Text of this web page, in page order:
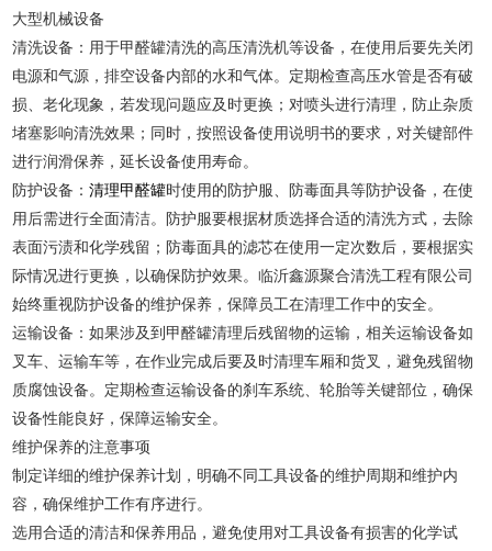
大型机械设备
清洗设备：用于甲醛罐清洗的高压清洗机等设备，在使用后要先关闭
电源和气源，排空设备内部的水和气体。定期检查高压水管是否有破
损、老化现象，若发现问题应及时更换；对喷头进行清理，防止杂质
堵塞影响清洗效果；同时，按照设备使用说明书的要求，对关键部件
进行润滑保养，延长设备使用寿命。
防护设备：清理甲醛罐时使用的防护服、防毒面具等防护设备，在使
用后需进行全面清洁。防护服要根据材质选择合适的清洗方式，去除
表面污渍和化学残留；防毒面具的滤芯在使用一定次数后，要根据实
际情况进行更换，以确保防护效果。临沂鑫源聚合清洗工程有限公司
始终重视防护设备的维护保养，保障员工在清理工作中的安全。
运输设备：如果涉及到甲醛罐清理后残留物的运输，相关运输设备如
叉车、运输车等，在作业完成后要及时清理车厢和货叉，避免残留物
质腐蚀设备。定期检查运输设备的刹车系统、轮胎等关键部位，确保
设备性能良好，保障运输安全。
维护保养的注意事项
制定详细的维护保养计划，明确不同工具设备的维护周期和维护内
容，确保维护工作有序进行。
选用合适的清洁和保养用品，避免使用对工具设备有损害的化学试